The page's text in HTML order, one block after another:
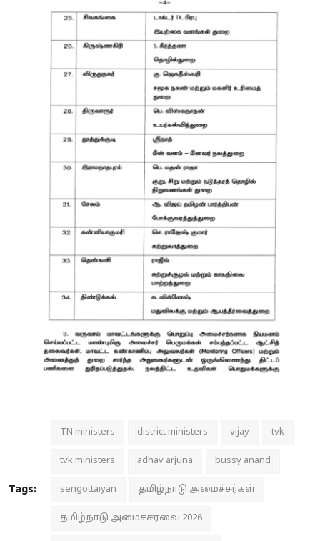
Tags:
TN ministers district ministers vijay tvk
tvk ministers adhav arjuna bussy anand
sengottaiyan தமிழ்நாடு அமைச்சர்கள்
தமிழ்நாடு அமைச்சரவை 2026